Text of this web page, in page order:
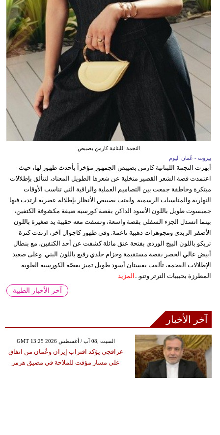
النجمة اللبنانية كارمن بصيبص
بيروت - عُمان اليوم
أبهرت النجمة اللبنانية كارمن بصيبص الجمهور مؤخراً بأحدث ظهور لها، حيث
اعتمدت قصة الشعر القصير متخلية عن شعرها الطويل المعتاد، لتتألق بإطلالات
مبتكرة وخاطفة جمعت بين التصاميم العملية والراقية التي تناسب الأوقات
النهارية والمناسبات الرسمية. ولفتت بصيبص الأنظار بإطلالة عصرية ارتدت فيها
جمبسوت طويل باللون الأسود الداكن بقصة كورسيه ضيقة مكشوفة الكتفين،
بينما انسدل الجزء السفلي بقصة واسعة، ونسقت معه حقيبة يد صغيرة باللون
الأصفر الزبدي ومجوهرات ذهبية ناعمة. وفي ظهور كاجوال آخر، ارتدت كنزة
تريكو باللون البيج الوردي بفتحة عنق مائلة كشفت عن أحد الكتفين، مع بنطال
أبيض عالي الخصر بقصة مستقيمة وحزام جلدي رفيع باللون البني. وعلى صعيد
الإطلالات الفخمة، تألقت بفستان أسود طويل تميز بقصّة الكورسيه العلوية
المطرزة بحبيبات الترتر وتنو... المزيد
آخر الأخبار الطبية
آخر الأخبار
GMT 13:25 2026 السبت ,08 آب / أغسطس
عراقجي يؤكد اقتراب إيران وعُمان من اتفاق
على مسار مؤقت للملاحة في مضيق هرمز